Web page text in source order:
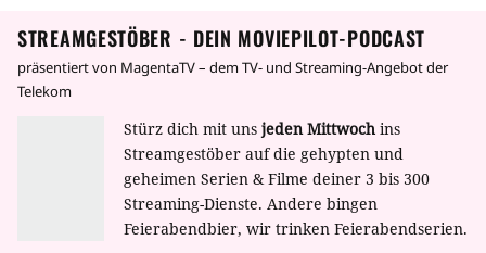
der Gefängnisalltag trotzdem, in dem sich
Muslime, Italiener, Latinos und selbsternannte
STREAMGESTÖBER - DEIN MOVIEPILOT-PODCAST
präsentiert von MagentaTV – dem TV- und Streaming-Angebot der
Telekom
Stürz dich mit uns jeden Mittwoch ins
Streamgestöber auf die gehypten und
geheimen Serien & Filme deiner 3 bis 300
Streaming-Dienste. Andere bingen
Feierabendbier, wir trinken Feierabendserien.